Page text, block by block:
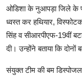
ओडिशा के नुआपड़ा जिले के
ध्वस्त कर हथियार,
सिंह व सीआरपीएफ-19वीं
दी। उन्होंने बताया कि
संयुक्त टीम की बम डिस्पोजल